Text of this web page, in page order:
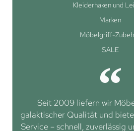
Kleiderhaken und
Marken
Möbelgriff-
SALE
Seit 2009 liefern wir
galaktischer Qualität und
Service – schnell, zuverlässig